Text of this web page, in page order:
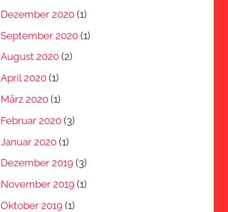
Dezember 2020 (1)
September 2020 (1)
August 2020 (2)
April 2020 (1)
März 2020 (1)
Februar 2020 (3)
Januar 2020 (1)
Dezember 2019 (3)
November 2019 (1)
Oktober 2019 (1)